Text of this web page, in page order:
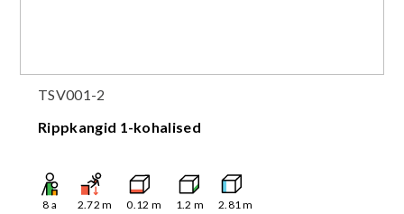
TSV001-2
Rippkangid 1-kohalised
8 a 2.72 m 0.12 m 1.2 m 2.81m